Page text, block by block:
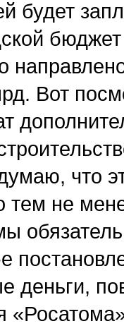
будет
Вот
что
тем не
деньги,